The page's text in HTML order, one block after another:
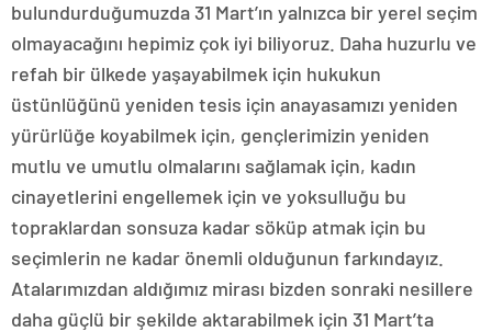
bulundurduğumuzda 31 Mart’ın yalnızca bir yerel seçim
olmayacağını hepimiz çok iyi biliyoruz. Daha huzurlu ve
refah bir ülkede yaşayabilmek için hukukun
üstünlüğünü yeniden tesis için anayasamızı yeniden
yürürlüğe koyabilmek için, gençlerimizin yeniden
mutlu ve umutlu olmalarını sağlamak için, kadın
cinayetlerini engellemek için ve yoksulluğu bu
topraklardan sonsuza kadar söküp atmak için bu
seçimlerin ne kadar önemli olduğunun farkındayız.
Atalarımızdan aldığımız mirası bizden sonraki nesillere
daha güçlü bir şekilde aktarabilmek için 31 Mart’ta